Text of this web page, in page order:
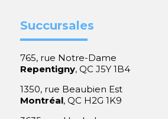
Succursales
765, rue Notre-Dame
Repentigny, QC J5Y 1B4
1350, rue Beaubien Est
Montréal, QC H2G 1K9